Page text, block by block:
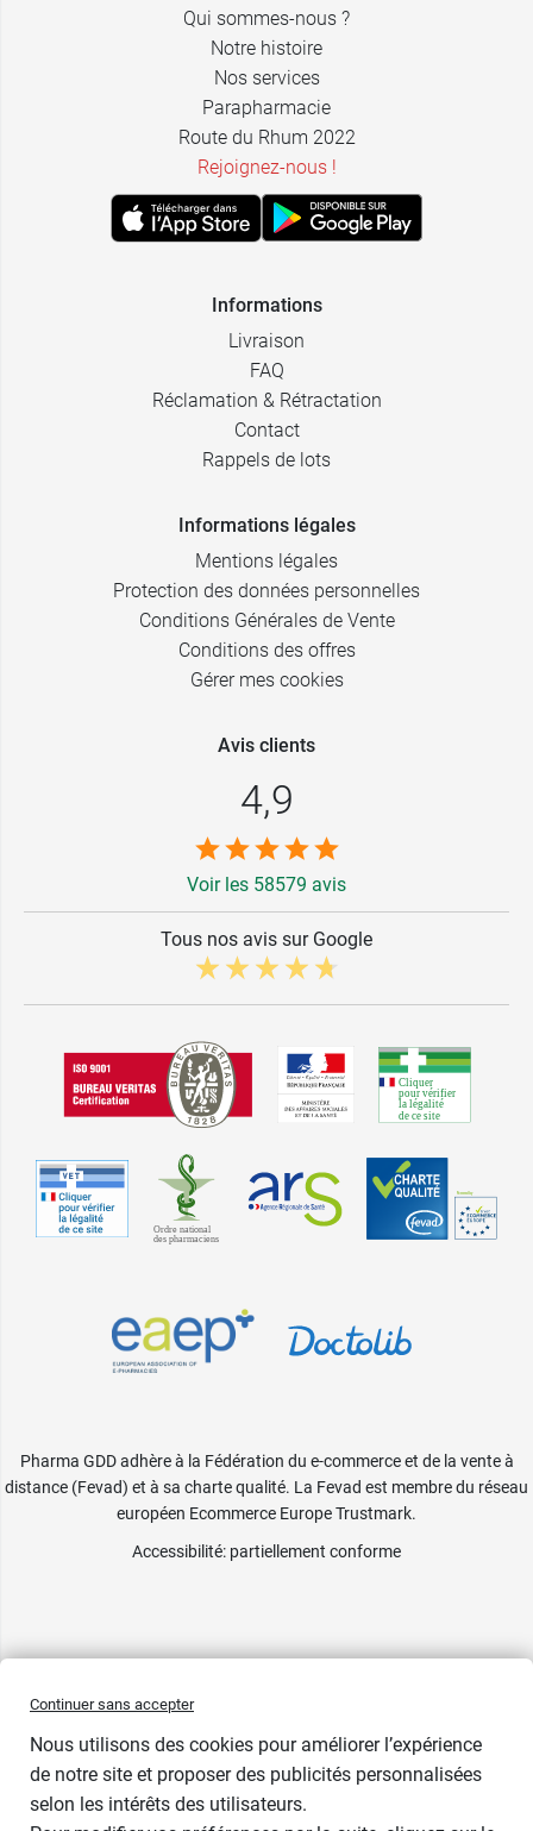
Qui sommes-nous ?
Notre histoire
Nos services
Parapharmacie
Route du Rhum 2022
Rejoignez-nous !
Informations
Livraison
FAQ
Réclamation & Rétractation
Contact
Rappels de lots
Informations légales
Mentions légales
Protection des données personnelles
Conditions Générales de Vente
Conditions des offres
Gérer mes cookies
Avis clients
4,9
Voir les 58579 avis
Tous nos avis sur Google
Pharma GDD adhère à la Fédération du e-commerce et de la vente à
distance (Fevad) et à sa charte qualité. La Fevad est membre du réseau
européen Ecommerce Europe Trustmark.
Accessibilité: partiellement conforme
Continuer sans accepter
Nous utilisons des cookies pour améliorer l’expérience
de notre site et proposer des publicités personnalisées
selon les intérêts des utilisateurs.